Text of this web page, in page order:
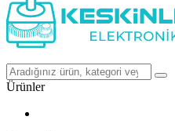
Ürünler